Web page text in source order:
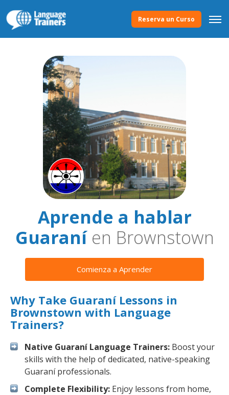
Reserva un Curso
Aprende a hablar
Guaraníen Brownstown
Comienza a Aprender
Why Take Guaraní Lessons in
Brownstown with Language
Trainers?
Native Guaraní Language Trainers: Boost your
skills with the help of dedicated, native-speaking
Guaraní professionals.
Complete Flexibility: Enjoy lessons from home,